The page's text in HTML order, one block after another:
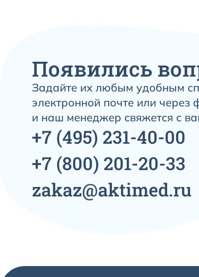
Появились
Задайте их любым удобным
электронной почте или
и наш менеджер свяжется с
+7 (495) 231-40-00
+7 (800) 201-20-33
zakaz@aktimed.ru